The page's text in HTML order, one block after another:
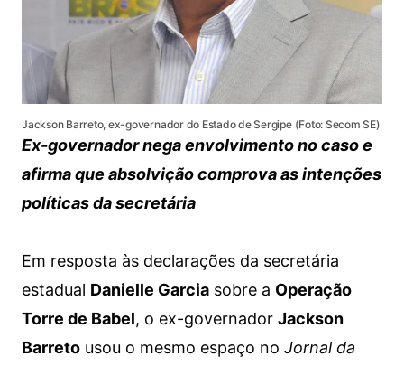
Jackson Barreto, ex-governador do Estado de Sergipe (Foto: Secom SE)
Ex-governador nega envolvimento no caso e
afirma que absolvição comprova as intenções
políticas da secretária
Em resposta às declarações da secretária
estadual Danielle Garcia sobre a Operação
Torre de Babel, o ex-governador Jackson
Barreto usou o mesmo espaço no Jornal da